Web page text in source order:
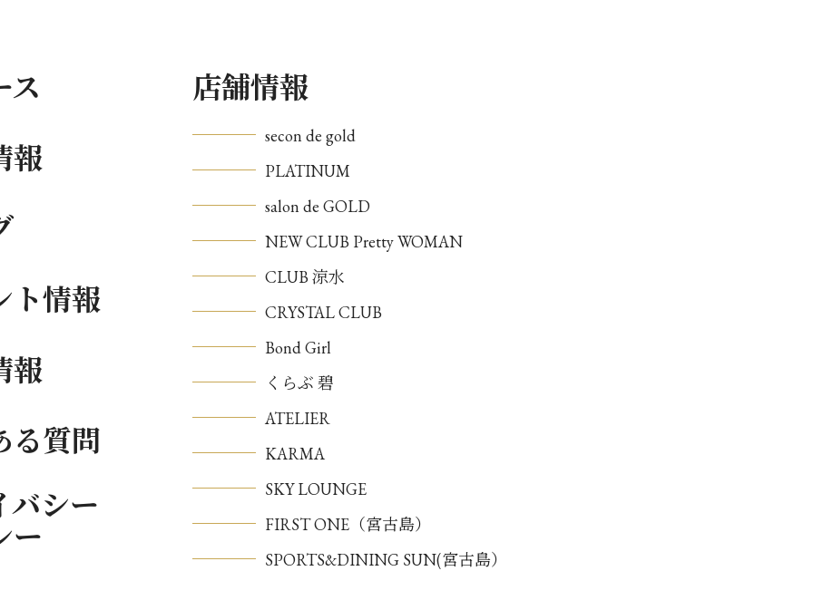
ス
報
ト情報
報
る質問
バシー
ー
店舗情報
secon de gold
PLATINUM
salon de GOLD
NEW CLUB Pretty WOMAN
CLUB 涼水
CRYSTAL CLUB
Bond Girl
くらぶ 碧
ATELIER
KARMA
SKY LOUNGE
FIRST ONE（宮古島）
SPORTS&DINING SUN(宮古島）